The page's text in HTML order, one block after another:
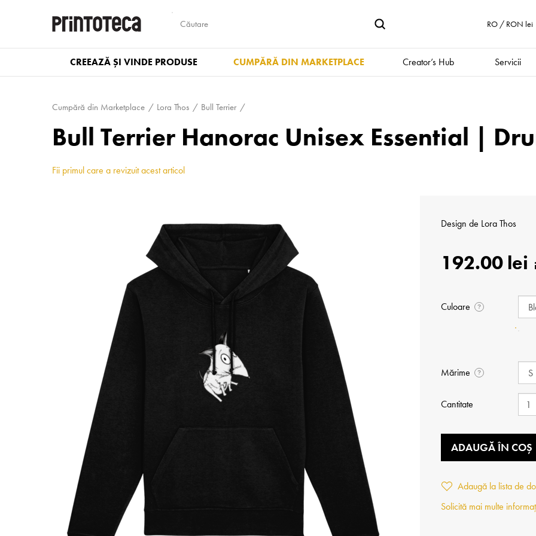
RO / RON lei
CREEAZĂ ȘI VINDE PRODUSE CUMPĂRĂ DIN MARKETPLACE Creator’s Hub Servicii
Cumpără din Marketplace Lora Thos Bull Terrier
Bull Terrier Hanorac Unisex Essential |
Fii primul care a revizuit acest articol
Design de Lora Thos
192.00 lei
Culoare ?
Mărime ?
Cantitate
ADAUGĂ ÎN COȘ
Adaugă la lista de
Solicită mai multe